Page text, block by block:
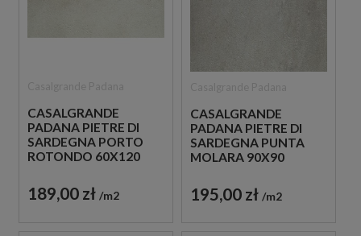
CASALGRANDE
PADANA PIETRE DI
SARDEGNA PORTO
ROTONDO 60X120
BETON
189,00 zł m2
CASALGRANDE
PADANA PIETRE DI
SARDEGNA PUNTA
MOLARA 90X90
BETON
195,00 zł m2